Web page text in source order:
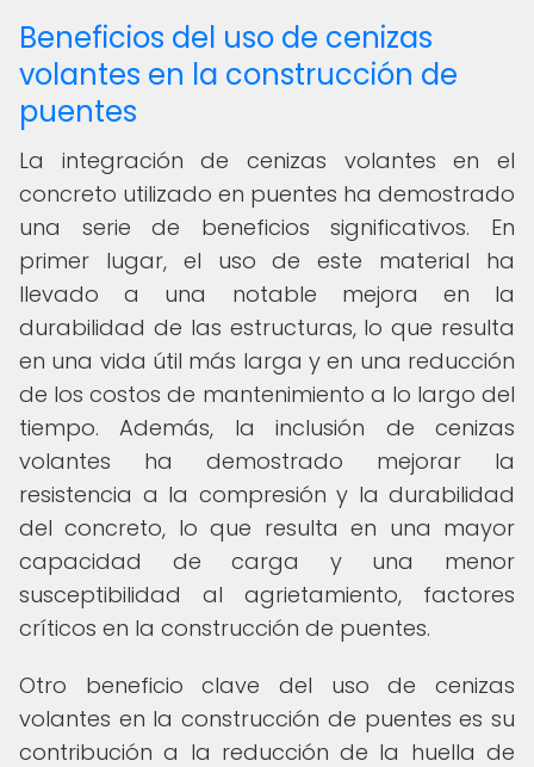
Beneficios del uso de cenizas
volantes en la construcción de
puentes
La integración de cenizas volantes en el
concreto utilizado en puentes ha demostrado
una serie de beneficios significativos. En
primer lugar, el uso de este material ha
llevado a una notable mejora en la
durabilidad de las estructuras, lo que resulta
en una vida útil más larga y en una reducción
de los costos de mantenimiento a lo largo del
tiempo. Además, la inclusión de cenizas
volantes ha demostrado mejorar la
resistencia a la compresión y la durabilidad
del concreto, lo que resulta en una mayor
capacidad de carga y una menor
susceptibilidad al agrietamiento, factores
críticos en la construcción de puentes.
Otro beneficio clave del uso de cenizas
volantes en la construcción de puentes es su
contribución a la reducción de la huella de